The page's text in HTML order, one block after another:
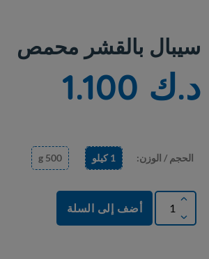
سيبال بالقشر محمص
د.ك 1.100
الحجم / الوزن: 1 كيلو 500 g
أضف إلى السلة